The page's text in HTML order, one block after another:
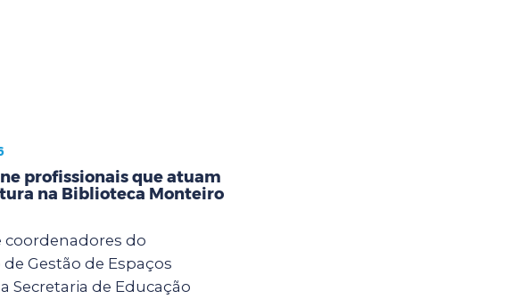
profissionais que atuam
na Biblioteca Monteiro
coordenadores do
Gestão de Espaços
Secretaria de Educação